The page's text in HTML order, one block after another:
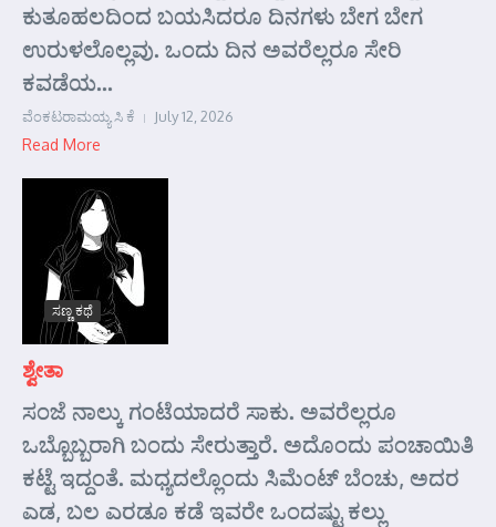
ಕುತೂಹಲದಿಂದ ಬಯಸಿದರೂ ದಿನಗಳು ಬೇಗ ಬೇಗ
ಉರುಳಲೊಲ್ಲವು. ಒಂದು ದಿನ ಅವರೆಲ್ಲರೂ ಸೇರಿ
ಕವಡೆಯ...
ವೆಂಕಟರಾಮಯ್ಯ ಸಿ ಕೆ July 12, 2026
Read More
ಸಣ್ಣ ಕಥೆ
ಶ್ವೇತಾ
ಸಂಜೆ ನಾಲ್ಕು ಗಂಟೆಯಾದರೆ ಸಾಕು. ಅವರೆಲ್ಲರೂ
ಒಬ್ಬೊಬ್ಬರಾಗಿ ಬಂದು ಸೇರುತ್ತಾರೆ. ಅದೊಂದು ಪಂಚಾಯಿತಿ
ಕಟ್ಟೆ ಇದ್ದಂತೆ. ಮಧ್ಯದಲ್ಲೊಂದು ಸಿಮೆಂಟ್ ಬೆಂಚು, ಅದರ
ಎಡ, ಬಲ ಎರಡೂ ಕಡೆ ಇವರೇ ಒಂದಷ್ಟು ಕಲ್ಲು